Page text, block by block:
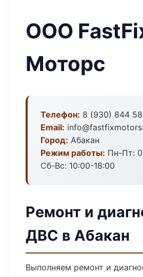
ООО
Моторс
Телефон: 8 (930) 844
Email:
Город: Абакан
Режим работы: Пн-Пт:
Сб-Вс: 10:00-18:00
Ремонт и
ДВС в Абакан
Выполняем ремонт и